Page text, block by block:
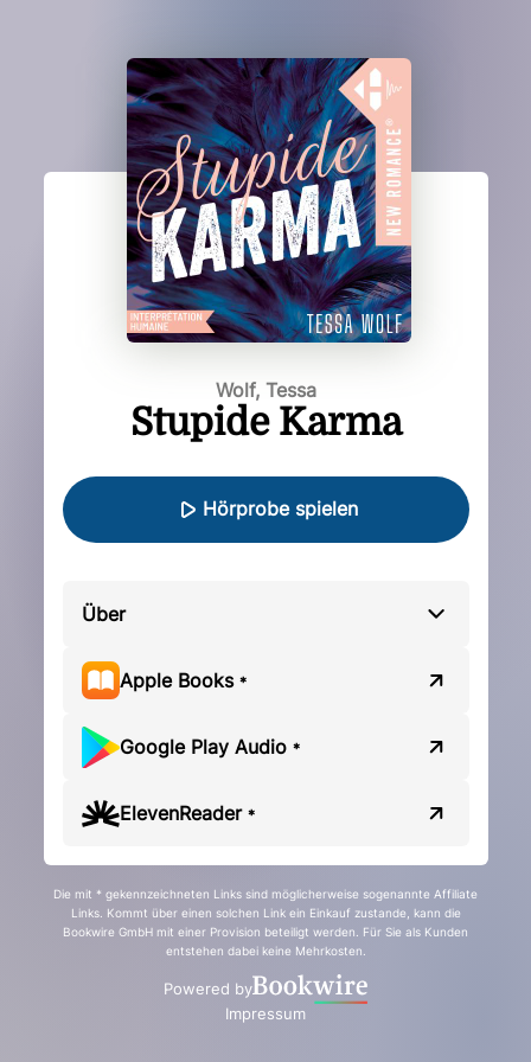
Wolf, Tessa
Stupide Karma
Hörprobe spielen
Über
Apple Books *
Google Play Audio *
ElevenReader *
Die mit * gekennzeichneten Links sind möglicherweise sogenannte Affiliate
Links. Kommt über einen solchen Link ein Einkauf zustande, kann die
Bookwire GmbH mit einer Provision beteiligt werden. Für Sie als Kunden
entstehen dabei keine Mehrkosten.
Powered by
Impressum